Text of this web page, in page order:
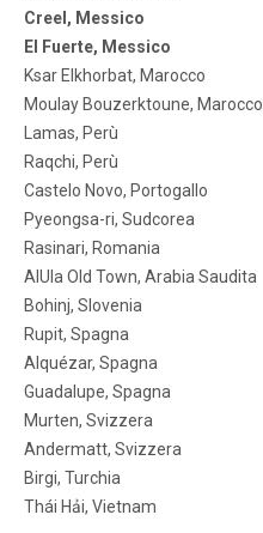
Creel, Messico
El Fuerte, Messico
Ksar Elkhorbat, Marocco
Moulay Bouzerktoune, Marocco
Lamas, Perù
Raqchi, Perù
Castelo Novo, Portogallo
Pyeongsa-ri, Sudcorea
Rasinari, Romania
AlUla Old Town, Arabia Saudita
Bohinj, Slovenia
Rupit, Spagna
Alquézar, Spagna
Guadalupe, Spagna
Murten, Svizzera
Andermatt, Svizzera
Birgi, Turchia
Thái Hải, Vietnam